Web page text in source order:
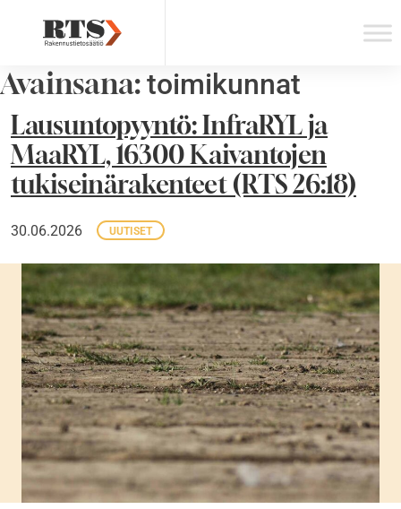
Avainsana:toimikunnat
Lausuntopyyntö: InfraRYL ja
MaaRYL, 16300 Kaivantojen
tukiseinärakenteet (RTS 26:18)
30.06.2026 UUTISET